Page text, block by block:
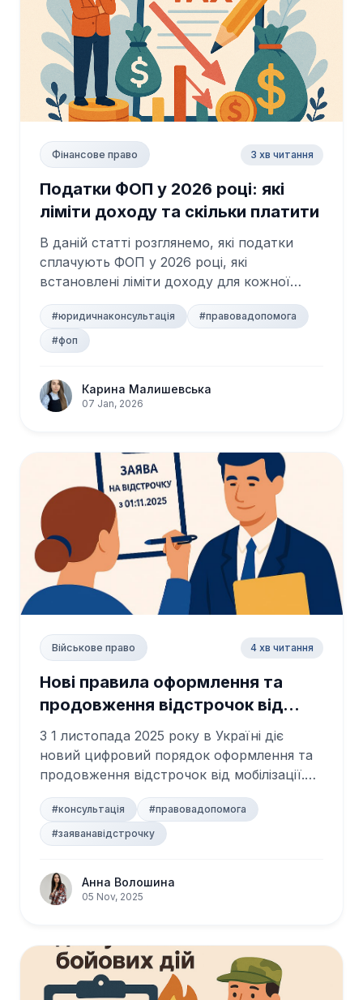
Фінансове право 3 хв читання
Податки ФОП у 2026 році: які
ліміти доходу та скільки платити
В даній статті розглянемо, які податки
сплачують ФОП у 2026 році, які
встановлені ліміти доходу для кожної
групи та скіл...
#юридичнаконсультація
#правовадопомога
#фоп
Карина Малишевська
07 Jan, 2026
Військове право 4 хв читання
Нові правила оформлення та
продовження відстрочок від
мобілізації з 1 листопада 2025
року
З 1 листопада 2025 року в Україні діє
новий цифровий порядок оформлення та
продовження відстрочок від мобілізації.
Відте...
#консультація
#правовадопомога
#заяванавідстрочку
Анна Волошина
05 Nov, 2025